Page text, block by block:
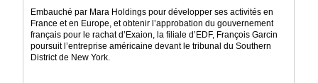
éditeurEmbauché par Mara Holdings pour développer ses activités en
France et en Europe, et obtenir l’approbation du gouvernement
français pour le rachat d’Exaion, la filiale d’EDF, François Garcin
poursuit l’entreprise américaine devant le tribunal du Southern
District de New York.